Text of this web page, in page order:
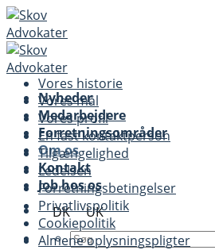
Skip
to
content
Nyheder
Medarbejdere
Forretningsområder
Om os
Kontakt
Job hos os
DK
UK
Vores historie
Vores mål
Vores profil
En fast kontaktperson
Tilgængelighed
Ledelsen
Forretningsbetingelser
Privatlivspolitik
Cookiepolitik
Almene oplysningspligter